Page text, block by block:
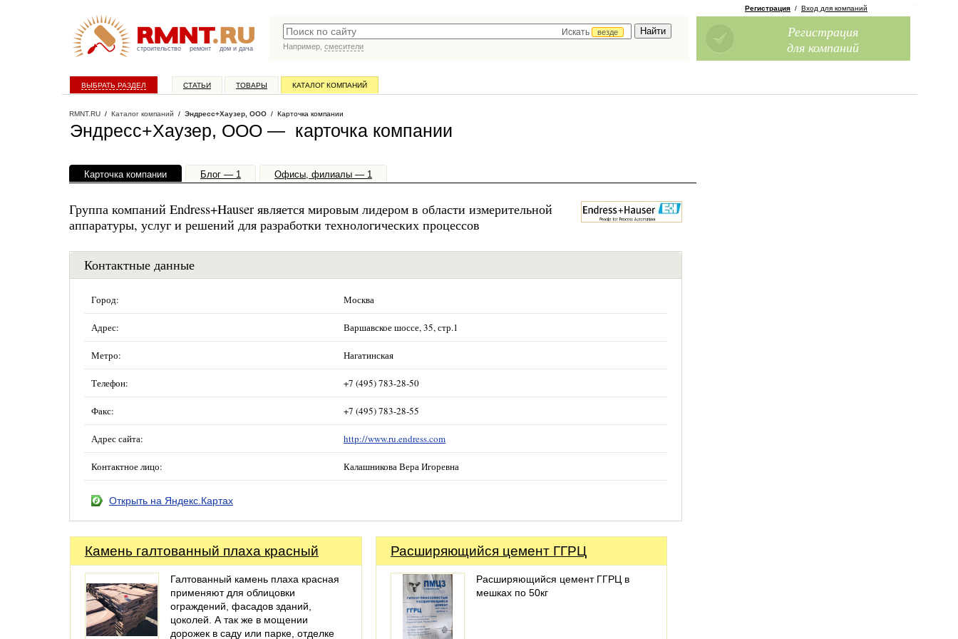
строительство ремонт дом и дача
Искать
везде
Например, смесители
Регистрация / Вход для компаний
Регистрация
для компаний
ВЫБРАТЬ РАЗДЕЛ СТАТЬИ ТОВАРЫ КАТАЛОГ КОМПАНИЙ
RMNT.RU / Каталог компаний / Эндресс+Хаузер, ООО / Карточка компании
Эндресс+Хаузер, ООО — карточка компании
Карточка компании Блог — 1 Офисы, филиалы — 1
Группа компаний Endress+Hauser является мировым лидером в области измерительной
аппаратуры, услуг и решений для разработки технологических процессов
Контактные данные
Город: Москва
Адрес: Варшавское шоссе, 35, стр.1
Метро: Нагатинская
Телефон: +7 (495) 783-28-50
Факс: +7 (495) 783-28-55
Адрес сайта: http://www.ru.endress.com
Контактное лицо: Калашникова Вера Игоревна
Открыть на Яндекс.Картах
Камень галтованный плаха красный
Галтованный камень плаха красная
применяют для облицовки
ограждений, фасадов зданий,
цоколей. А так же в мощении
дорожек в саду или парке, отделке
Расширяющийся цемент ГГРЦ
Расширяющийся цемент ГГРЦ в
мешках по 50кг